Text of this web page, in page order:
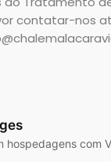
contatar-nos
hospedagens com